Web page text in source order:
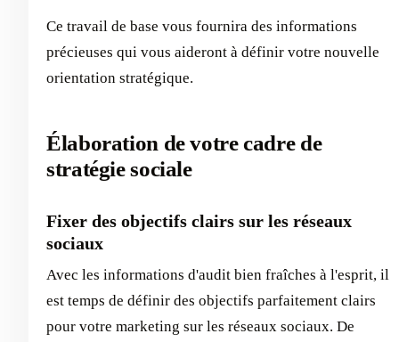
Ce travail de base vous fournira des informations
précieuses qui vous aideront à définir votre nouvelle
orientation stratégique.
Élaboration de votre cadre de
stratégie sociale
Fixer des objectifs clairs sur les réseaux
sociaux
Avec les informations d'audit bien fraîches à l'esprit, il
est temps de définir des objectifs parfaitement clairs
pour votre marketing sur les réseaux sociaux. De